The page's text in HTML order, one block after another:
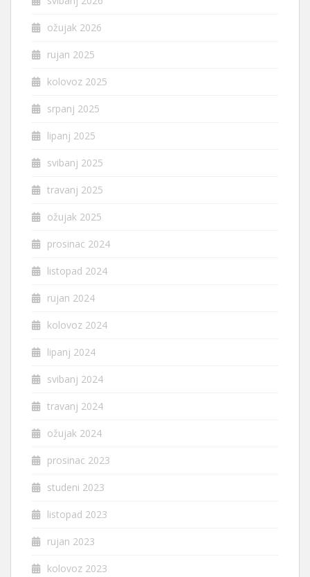
ožujak 2026
rujan 2025
kolovoz 2025
srpanj 2025
lipanj 2025
svibanj 2025
travanj 2025
ožujak 2025
prosinac 2024
listopad 2024
rujan 2024
kolovoz 2024
lipanj 2024
svibanj 2024
travanj 2024
ožujak 2024
prosinac 2023
studeni 2023
listopad 2023
rujan 2023
kolovoz 2023